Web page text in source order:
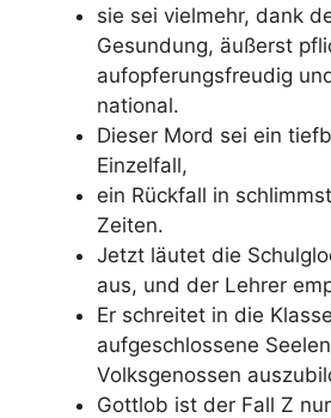
sie sei vielmehr, dank
Gesundung, äußerst
aufopferungsfreudig
national.
Dieser Mord sei ein
Einzelfall,
ein Rückfall in
Zeiten.
Jetzt läutet die
aus, und der Lehrer
Er schreitet in die
aufgeschlossene
Volksgenossen
Gottlob ist der Fall Z